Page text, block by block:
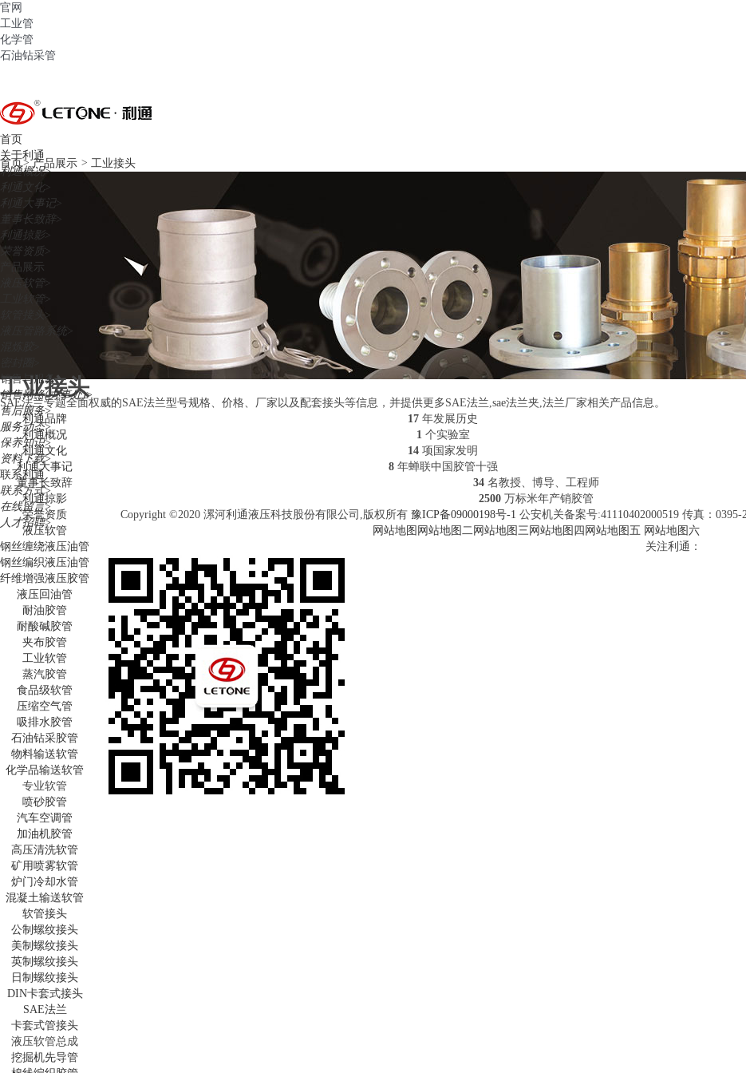
官网
工业管
化学管
石油钻采管
首页
关于利通
利通概况>
利通文化 >
利通大事记>
董事长致辞 >
利通掠影 >
荣誉资质 >
产品展示
液压软管 >
工业软管 >
软管接头>
液压管路系统 >
销售与服务
销售网络(办事处)>
售后服务>
服务动态>
保养知识>
资料下载>
联系利通
联系方式>
在线留言>
人才招聘>
首页> 产品展示 > 工业接头
工业接头
SAE法兰专题全面权威的SAE法兰型号规格、价格、厂家以及配套接头等信息，并提供更多SAE法兰,sae法兰夹,法兰厂家相关产品信息。
利通品牌
利通概况
利通文化
利通大事记
董事长致辞
利通掠影
荣誉资质
液压软管
钢丝缠绕液压油管
钢丝编织液压油管
纤维增强液压胶管
液压回油管
耐油胶管
耐酸碱胶管
夹布胶管
工业软管
蒸汽胶管
食品级软管
压缩空气管
吸排水胶管
石油钻采胶管
物料输送软管
化学品输送软管
专业软管
喷砂胶管
汽车空调管
加油机胶管
高压清洗软管
矿用喷雾软管
炉门冷却水管
混凝土输送软管
软管接头
公制螺纹接头
美制螺纹接头
英制螺纹接头
日制螺纹接头
DIN卡套式接头
SAE法兰
卡套式管接头
液压软管总成
挖掘机先导管
17 年发展历史
1 个实验室
14 项国家发明
8 年蝉联中国胶管十强
34 名教授、博导、工程师
2500 万标米年产销胶管
Copyright ©2020 漯河利通液压科技股份有限公司,版权所有 豫ICP备09000198号-1 公安机关备案号:41110402000519 传真：
网站地图 网站地图二网站地图三 网站地图四 网站地图五 网站地图六
关注利通：